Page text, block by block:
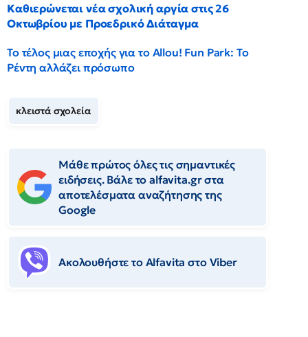
Καθιερώνεται νέα σχολική αργία στις 26
Οκτωβρίου με Προεδρικό Διάταγμα
Το τέλος μιας εποχής για το Allou! Fun Park: Το
Ρέντη αλλάζει πρόσωπο
κλειστά σχολεία
Μάθε πρώτος όλες τις σημαντικές
ειδήσεις. Βάλε το alfavita.gr στα
αποτελέσματα αναζήτησης της
Google
Ακολουθήστε το Αlfavita στο Viber